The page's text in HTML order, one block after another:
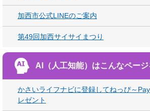
加西市公式LINEのご案内
第49回加西サイサイまつり
AI（人工知能）はこんなペー
かさいライフナビに登録してねっぴ～
レゼント